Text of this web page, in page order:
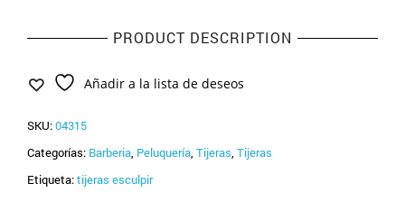
PRODUCT DESCRIPTION
Añadir a la lista de deseos
SKU:04315
Categorías: Barberia, Peluquería, Tijeras, Tijeras
Etiqueta:tijeras esculpir